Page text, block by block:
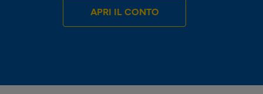
APRI IL CONTO